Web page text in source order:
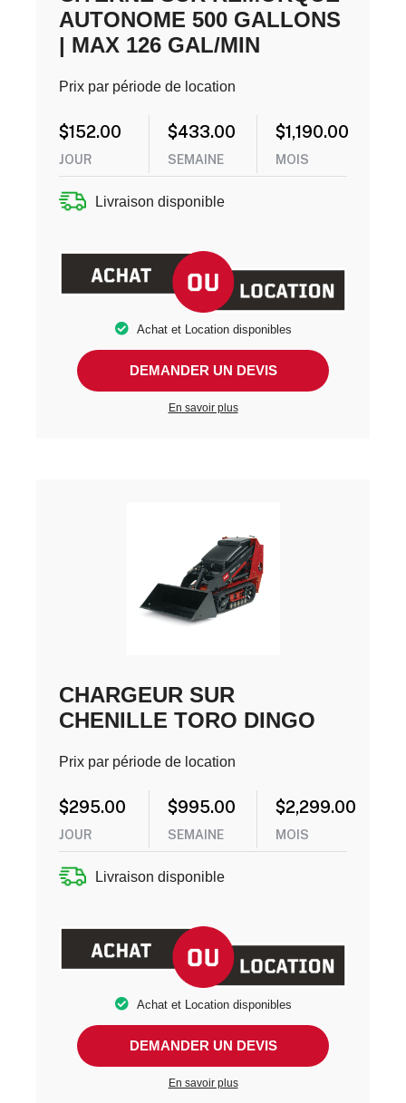
AUTONOME 500 GALLONS
| MAX 126 GAL/MIN
Prix par période de location
$152.00
JOUR
$433.00
SEMAINE
$1,190.00
MOIS
Livraison disponible
Achat et Location disponibles
DEMANDER UN DEVIS
En savoir plus
CHARGEUR SUR
CHENILLE TORO DINGO
Prix par période de location
$295.00
JOUR
$995.00
SEMAINE
$2,299.00
MOIS
Livraison disponible
Achat et Location disponibles
DEMANDER UN DEVIS
En savoir plus